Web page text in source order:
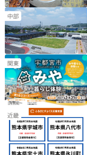
中部
関東
近畿